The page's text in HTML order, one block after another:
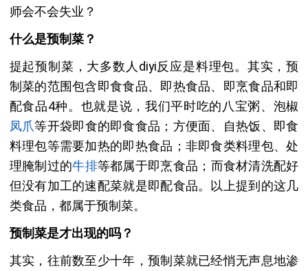
师会不会失业？
什么是预制菜？
提起预制菜，大多数人diyi反应是料理包。其实，预
制菜的范围包含即食食品、即热食品、即烹食品和即
配食品4种。也就是说，我们平时吃的八宝粥、泡椒
凤爪等开袋即食的即食食品；方便面、自热饭、即食
料理包等需要加热的即热食品；非即食类料理包、处
理腌制过的牛排等都属于即烹食品；而食材清洗配好
但没有加工的速配菜就是即配食品。以上提到的这几
类食品，都属于预制菜。
预制菜是才出现的吗？
其实，往前数至少十年，预制菜就已经悄无声息地渗